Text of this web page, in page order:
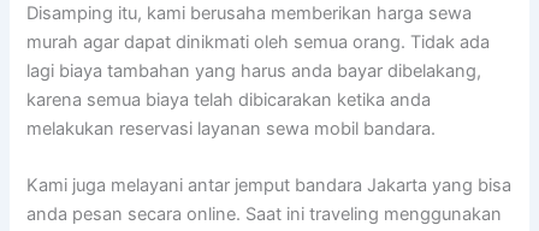
Disamping itu, kami berusaha memberikan harga sewa
murah agar dapat dinikmati oleh semua orang. Tidak ada
lagi biaya tambahan yang harus anda bayar dibelakang,
karena semua biaya telah dibicarakan ketika anda
melakukan reservasi layanan sewa mobil bandara.
Kami juga melayani antar jemput bandara Jakarta yang bisa
anda pesan secara online. Saat ini traveling menggunakan